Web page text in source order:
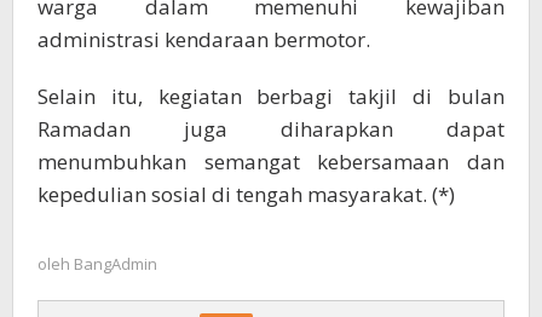
warga dalam memenuhi kewajiban
administrasi kendaraan bermotor.
Selain itu, kegiatan berbagi takjil di bulan
Ramadan juga diharapkan dapat
menumbuhkan semangat kebersamaan dan
kepedulian sosial di tengah masyarakat. (*)
oleh BangAdmin